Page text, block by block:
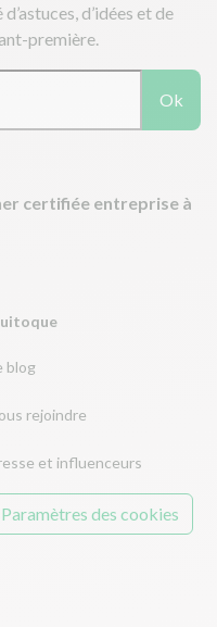
blog
rejoindre
et influenceurs
Paramètres des cookies
d’idées et de
première.
Ok
certifiée entreprise à